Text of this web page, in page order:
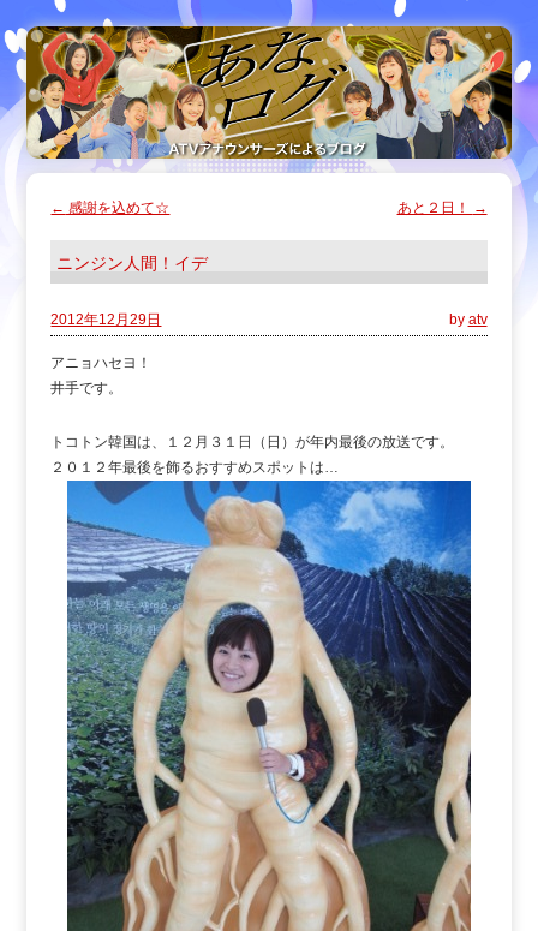
← 感謝を込めて☆ あと２日！ →
ニンジン人間！イデ
2012年12月29日 by atv
アニョハセヨ！
井手です。
トコトン韓国は、１２月３１日（日）が年内最後の放送です。
２０１２年最後を飾るおすすめスポットは…